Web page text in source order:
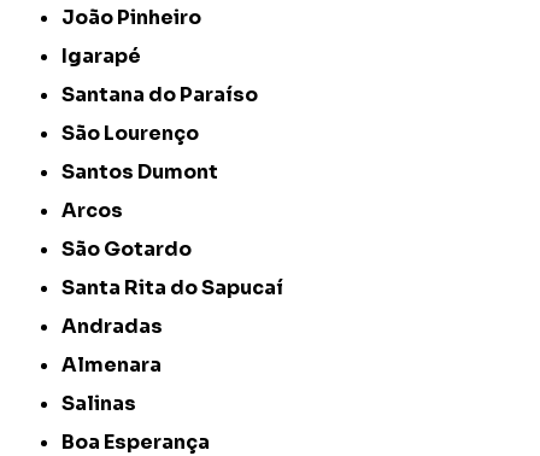
João Pinheiro
Igarapé
Santana do Paraíso
São Lourenço
Santos Dumont
Arcos
São Gotardo
Santa Rita do Sapucaí
Andradas
Almenara
Salinas
Boa Esperança